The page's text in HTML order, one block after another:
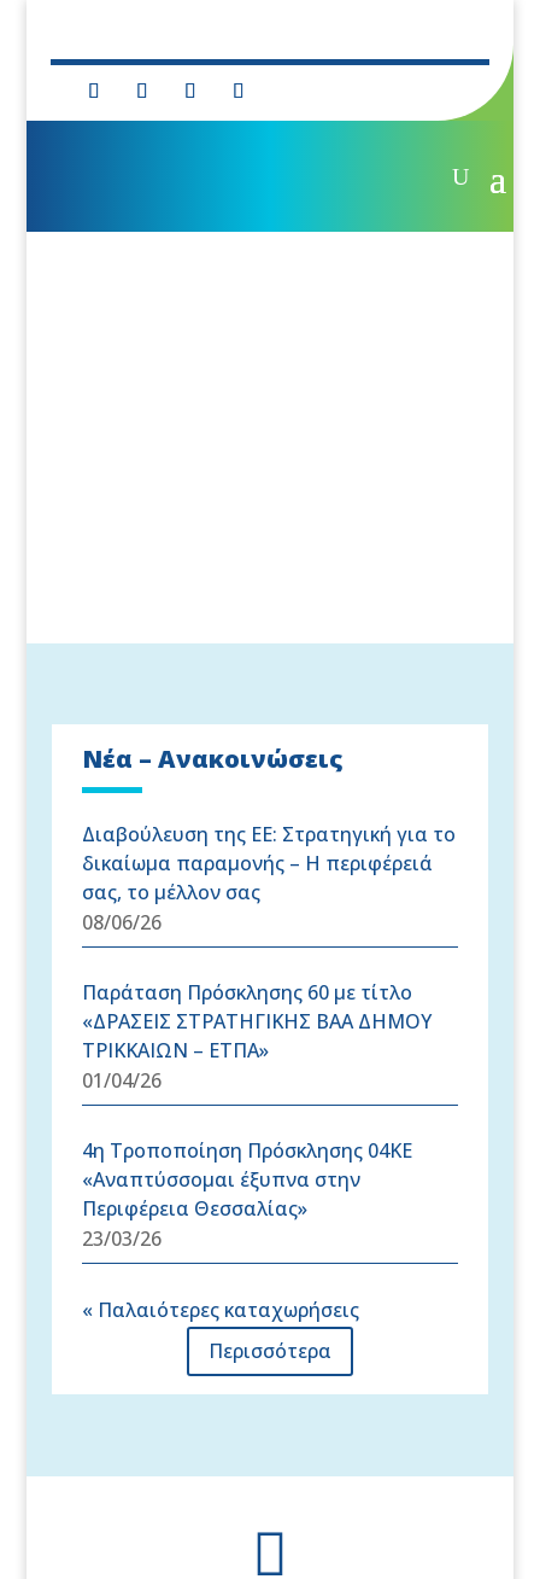
Νέα – Ανακοινώσεις
Διαβούλευση της ΕΕ: Στρατηγική για το
δικαίωμα παραμονής – Η περιφέρειά
σας, το μέλλον σας
08/06/26
Παράταση Πρόσκλησης 60 με τίτλο
«ΔΡΑΣΕΙΣ ΣΤΡΑΤΗΓΙΚΗΣ ΒΑΑ ΔΗΜΟΥ
ΤΡΙΚΚΑΙΩΝ – ΕΤΠΑ»
01/04/26
4η Τροποποίηση Πρόσκλησης 04ΚΕ
«Αναπτύσσομαι έξυπνα στην
Περιφέρεια Θεσσαλίας»
23/03/26
« Παλαιότερες καταχωρήσεις
Περισσότερα
